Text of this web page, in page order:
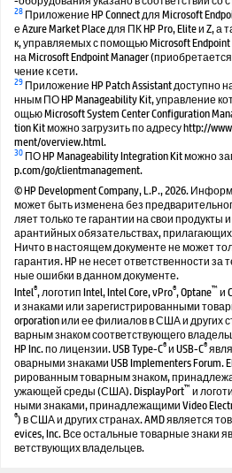
28 Приложение HP Connect для Microsoft
е Azure Market Place для ПК HP Pro, Elite и Z,
к, управляемых с помощью Microsoft
на Microsoft Endpoint Manager
чение к сети.
29 Приложение HP Patch Assistant доступно
нным ПО HP Manageability Kit, управление
ощью Microsoft System Center Configuration
tion Kit можно загрузить по адресу http://
ment/overview.html.
30 ПО HP Manageability Integration Kit можно
p.com/go/clientmanagement.
© HP Development Company, L.P., 2026.
может быть изменена без
ляет только те гарантии на свои продукты
арантийных обязательствах,
Ничто в настоящем документе не может
гарантия. HP не несет ответственности за
ные ошибки в данном документе.
Intel®, логотип Intel, Intel Core, vPro®, Optane™и
и знаками или зарегистрированными
orporation или ее филиалов в США и других
варным знаком соответствующего
HP Inc. по лицензии. USB Type-C®и USB-C®
оварными знаками USB Implementers Forum.
рированным товарным знаком,
ужающей среды (США). DisplayPort™и
ными знаками, принадлежащими Video
®) в США и других странах. AMD является
evices, Inc. Все остальные товарные знаки
ветствующих владельцев.